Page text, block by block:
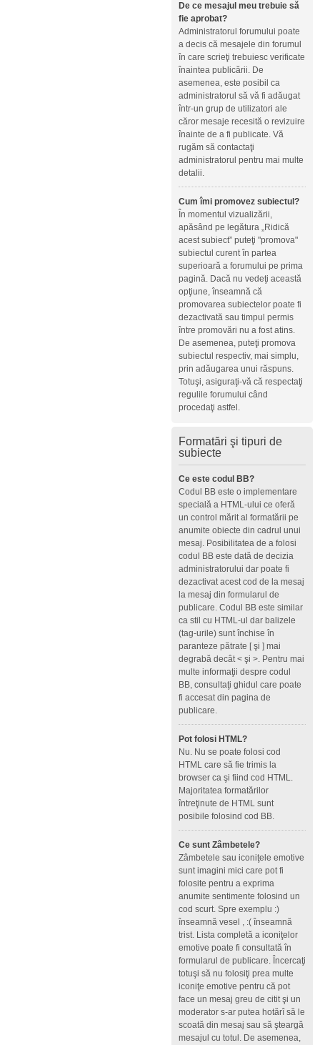
De ce mesajul meu trebuie să
fie aprobat?
Administratorul forumului poate
a decis că mesajele din forumul
în care scrieţi trebuiesc verificate
înaintea publicării. De
asemenea, este posibil ca
administratorul să vă fi adăugat
într-un grup de utilizatori ale
căror mesaje recesită o revizuire
înainte de a fi publicate. Vă
rugăm să contactaţi
administratorul pentru mai multe
detalii.
Cum îmi promovez subiectul?
În momentul vizualizării,
apăsând pe legătura „Ridică
acest subiect” puteţi "promova"
subiectul curent în partea
superioară a forumului pe prima
pagină. Dacă nu vedeţi această
opţiune, înseamnă că
promovarea subiectelor poate fi
dezactivată sau timpul permis
între promovări nu a fost atins.
De asemenea, puteţi promova
subiectul respectiv, mai simplu,
prin adăugarea unui răspuns.
Totuşi, asiguraţi-vă că respectaţi
regulile forumului când
procedaţi astfel.
Formatări şi tipuri de
subiecte
Ce este codul BB?
Codul BB este o implementare
specială a HTML-ului ce oferă
un control mărit al formatării pe
anumite obiecte din cadrul unui
mesaj. Posibilitatea de a folosi
codul BB este dată de decizia
administratorului dar poate fi
dezactivat acest cod de la mesaj
la mesaj din formularul de
publicare. Codul BB este similar
ca stil cu HTML-ul dar balizele
(tag-urile) sunt închise în
paranteze pătrate [ şi ] mai
degrabă decât < şi >. Pentru mai
multe informaţii despre codul
BB, consultaţi ghidul care poate
fi accesat din pagina de
publicare.
Pot folosi HTML?
Nu. Nu se poate folosi cod
HTML care să fie trimis la
browser ca şi fiind cod HTML.
Majoritatea formatărilor
întreţinute de HTML sunt
posibile folosind cod BB.
Ce sunt Zâmbetele?
Zâmbetele sau iconiţele emotive
sunt imagini mici care pot fi
folosite pentru a exprima
anumite sentimente folosind un
cod scurt. Spre exemplu :)
înseamnă vesel , :( înseamnă
trist. Lista completă a iconiţelor
emotive poate fi consultată în
formularul de publicare. Încercaţi
totuşi să nu folosiţi prea multe
iconiţe emotive pentru că pot
face un mesaj greu de citit şi un
moderator s-ar putea hotărî să le
scoată din mesaj sau să şteargă
mesajul cu totul. De asemenea,